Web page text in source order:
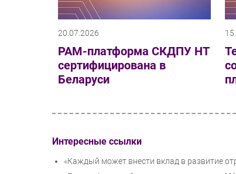
20.07.2026
PAM-платформа СКДПУ НТ
сертифицирована в
Беларуси
Интересные ссылки
«Каждый может внести вклад в развитие